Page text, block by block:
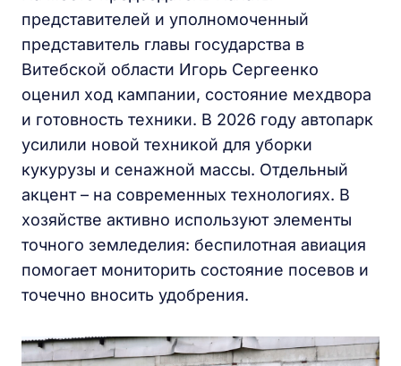
представителей и уполномоченный
представитель главы государства в
Витебской области Игорь Сергеенко
оценил ход кампании, состояние мехдвора
и готовность техники. В 2026 году автопарк
усилили новой техникой для уборки
кукурузы и сенажной массы. Отдельный
акцент – на современных технологиях. В
хозяйстве активно используют элементы
точного земледелия: беспилотная авиация
помогает мониторить состояние посевов и
точечно вносить удобрения.